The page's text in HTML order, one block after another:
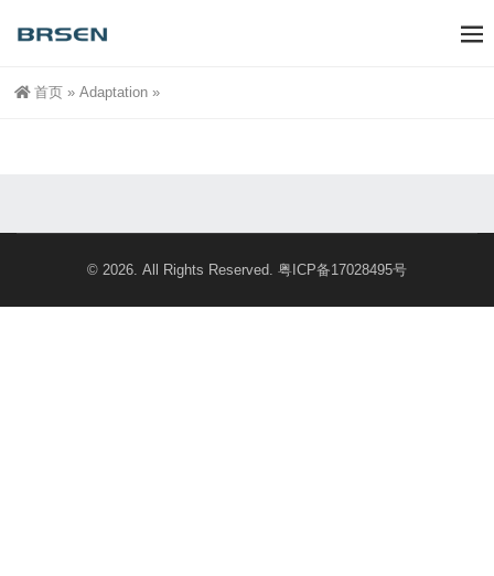
首页 » Adaptation »
© 2026. All Rights Reserved. 粤ICP备17028495号